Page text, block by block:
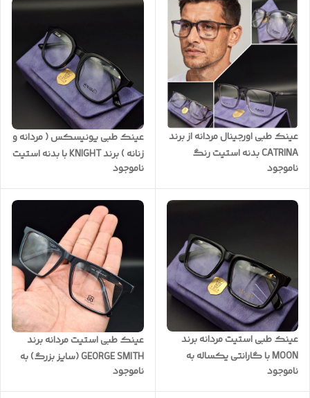
عینک طبی اورجینال مردانه از برند
CATRINA بدنه استیت رنگ
سفارشی سری اورجینال شرکتی
به همراه پک کامل کد CT3003
ناموجود
عینک طبی یونیسکس ( مردانه و
زنانه ) برند KNIGHT با بدنه استیت
سری اورجینال شرکتی کیفیت
فوق العاده و ضمانتی کد KN209
ناموجود
عینک طبی استیت مردانه برند
MOON با گارانتی یکساله به
همراه پک کامل با امکان
سفارش ساخت عدسی با نمره
ناموجود
عینک طبی استیت مردانه برند
GEORGE SMITH (سایز بزرگ) به
همراه گارانتی کد GS320
ناموجود